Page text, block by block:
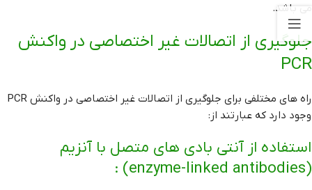
می باشد.
جلوگیری از اتصالات غیر اختصاصی در واکنش
PCR
راه های مختلفی برای جلوگیری از اتصالات غیر اختصاصی در واکنش PCR
وجود دارد که عبارتند از:
استفاده از آنتی بادی های متصل با آنزیم
(enzyme-linked antibodies) :